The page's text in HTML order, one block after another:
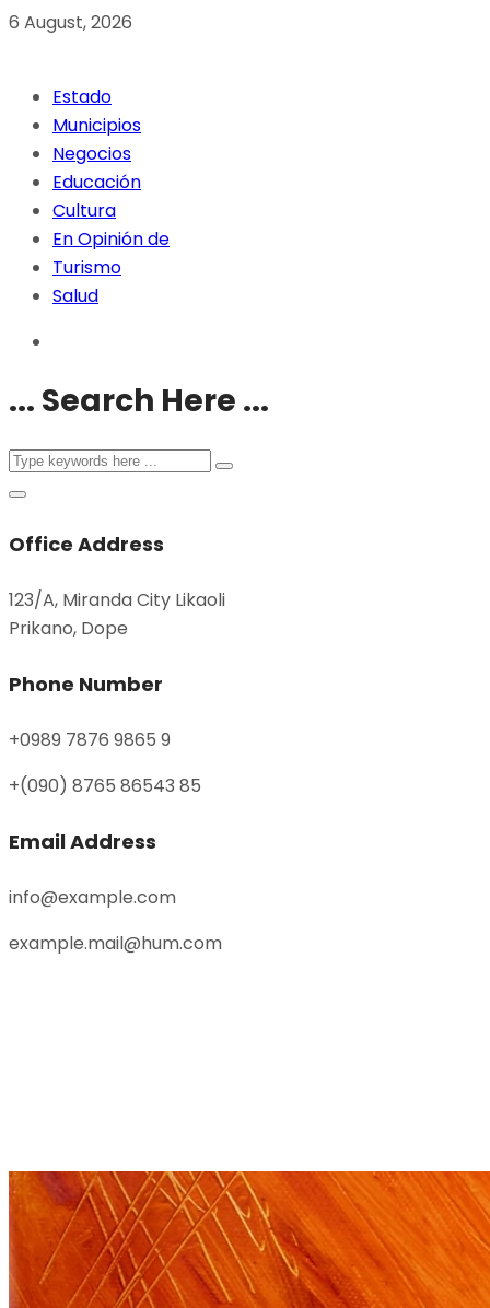
6 August, 2026
Estado
Municipios
Negocios
Educación
Cultura
En Opinión de
Turismo
Salud
... Search Here ...
Office Address
123/A, Miranda City Likaoli
Prikano, Dope
Phone Number
+0989 7876 9865 9
+(090) 8765 86543 85
Email Address
info@example.com
example.mail@hum.com